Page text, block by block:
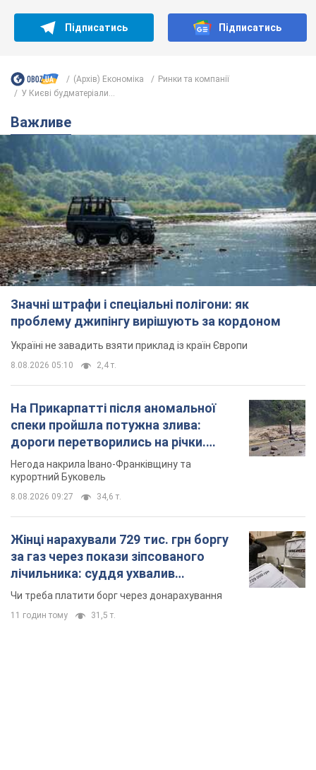
Підписатись Підписатись
(Архів) Економіка
Ринки та компанії
У Києві будматеріали...
Важливе
Значні штрафи і спеціальні полігони: як
проблему джипінгу вирішують за кордоном
Україні не завадить взяти приклад із країн Європи
8.08.2026 05:10 2,4 т.
На Прикарпатті після аномальної
спеки пройшла потужна злива:
дороги перетворились на річки.
Відео
Негода накрила Івано-Франківщину та
курортний Буковель
8.08.2026 09:27 34,6 т.
Жінці нарахували 729 тис. грн боргу
за газ через покази зіпсованого
лічильника: суддя ухвалив
неочікуване рішення
Чи треба платити борг через донарахування
11 годин тому 31,5 т.